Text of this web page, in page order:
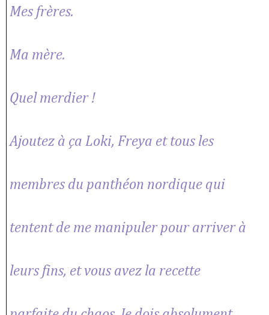
Mes frères.
Ma mère.
Quel merdier !
Ajoutez à ça Loki, Freya et tous les
membres du panthéon nordique qui
tentent de me manipuler pour arriver à
leurs fins, et vous avez la recette